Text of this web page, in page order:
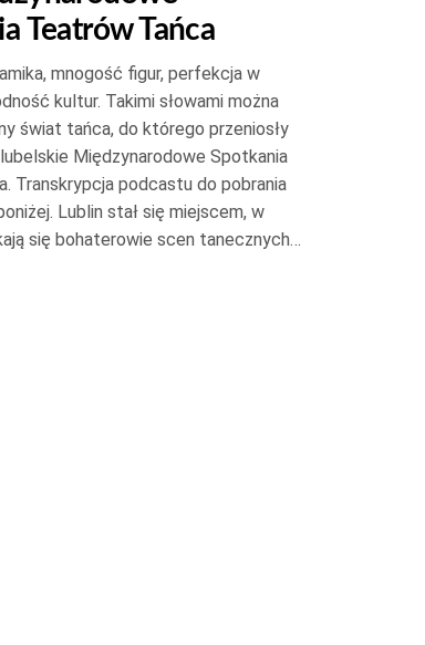
do
dołu
aby
zwiększyć
lub
zmniejszyć
Teatrów Tańca
mnogość figur, perfekcja w
kultur. Takimi słowami można
świat tańca, do którego przeniosły
Międzynarodowe Spotkania
Transkrypcja podcastu do pobrania
Lublin stał się miejscem, w
się bohaterowie scen tanecznych…